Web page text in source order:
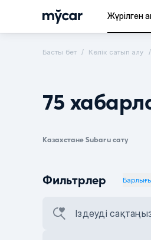
Жүрілген
Басты бет Көлік сатып алу
75
Казахстане Subaru сату
Фильтрлер
Іздеуді